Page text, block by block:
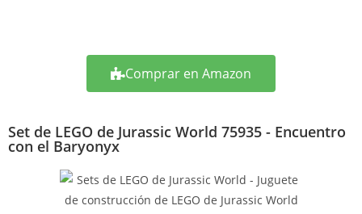
Comprar en Amazon
Set de LEGO de Jurassic World 75935 - Encuentro
con el Baryonyx